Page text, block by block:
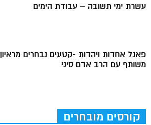
עשרת ימי תשובה – עבודת הימים
פאנל אחדות ויהדות -קטעים נבחרים מראיון
משותף עם הרב אדם סיני
קורסים מובחרים